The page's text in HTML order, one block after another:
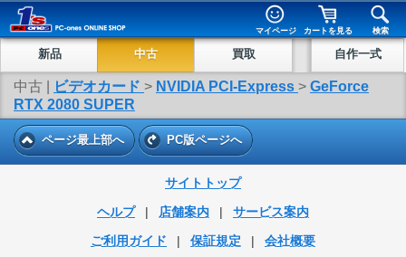
マイページ カートを見る 検索
新品 中古 買取 自作一式
中古 | ビデオカード > NVIDIA PCI-Express > GeForce
RTX 2080 SUPER
ページ最上部へ PC版ページへ
サイトトップ
ヘルプ
| 店舗案内 |
サービス案内
ご利用ガイド
| 保証規定 |
会社概要